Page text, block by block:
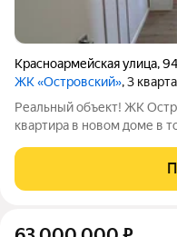
Красноармейская улица,94
ЖК «Островский», 3
Реальный объект! ЖК
квартира в новом доме в
перевезти свои вещи и
Звоните, оперативный